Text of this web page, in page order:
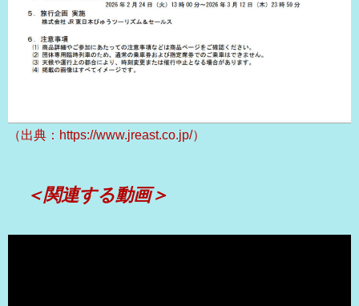
（出典：https://www.jreast.co.jp/）
＜関連する動画＞